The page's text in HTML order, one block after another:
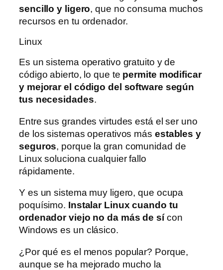
sencillo y ligero, que no consuma muchos
recursos en tu ordenador.
Linux
Es un sistema operativo gratuito y de
código abierto, lo que te permite modificar
y mejorar el código del software según
tus necesidades.
Entre sus grandes virtudes está el ser uno
de los sistemas operativos más estables y
seguros, porque la gran comunidad de
Linux soluciona cualquier fallo
rápidamente.
Y es un sistema muy ligero, que ocupa
poquísimo. Instalar Linux cuando tu
ordenador viejo no da más de sícon
Windows es un clásico.
¿Por qué es el menos popular? Porque,
aunque se ha mejorado mucho la